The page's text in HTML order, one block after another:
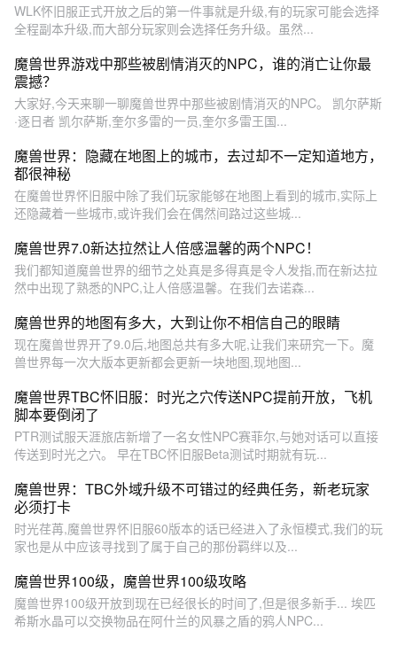
WLK怀旧服正式开放之后的第一件事就是升级,有的玩家可能会选择
全程副本升级,而大部分玩家则会选择任务升级。虽然...
魔兽世界游戏中那些被剧情消灭的NPC，谁的消亡让你最
震撼？
大家好,今天来聊一聊魔兽世界中那些被剧情消灭的NPC。 凯尔萨斯
·逐日者 凯尔萨斯,奎尔多雷的一员,奎尔多雷王国...
魔兽世界：隐藏在地图上的城市，去过却不一定知道地方，
都很神秘
在魔兽世界怀旧服中除了我们玩家能够在地图上看到的城市,实际上
还隐藏着一些城市,或许我们会在偶然间路过这些城...
魔兽世界7.0新达拉然让人倍感温馨的两个NPC！
我们都知道魔兽世界的细节之处真是多得真是令人发指,而在新达拉
然中出现了熟悉的NPC,让人倍感温馨。在我们去诺森...
魔兽世界的地图有多大，大到让你不相信自己的眼睛
现在魔兽世界开了9.0后,地图总共有多大呢,让我们来研究一下。魔
兽世界每一次大版本更新都会更新一块地图,现地图...
魔兽世界TBC怀旧服：时光之穴传送NPC提前开放，飞机
脚本要倒闭了
PTR测试服天涯旅店新增了一名女性NPC赛菲尔,与她对话可以直接
传送到时光之穴。 早在TBC怀旧服Beta测试时期就有玩...
魔兽世界：TBC外域升级不可错过的经典任务，新老玩家
必须打卡
时光荏苒,魔兽世界怀旧服60版本的话已经进入了永恒模式,我们的玩
家也是从中应该寻找到了属于自己的那份羁绊以及...
魔兽世界100级，魔兽世界100级攻略
魔兽世界100级开放到现在已经很长的时间了,但是很多新手... 埃匹
希斯水晶可以交换物品在阿什兰的风暴之盾的鸦人NPC...